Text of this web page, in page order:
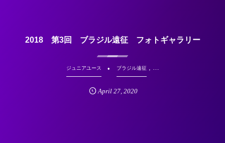
2018 第3回 ブラジル遠征 フォトギャラリー
ジュニアユース ブラジル遠征 , …
April 27,2020